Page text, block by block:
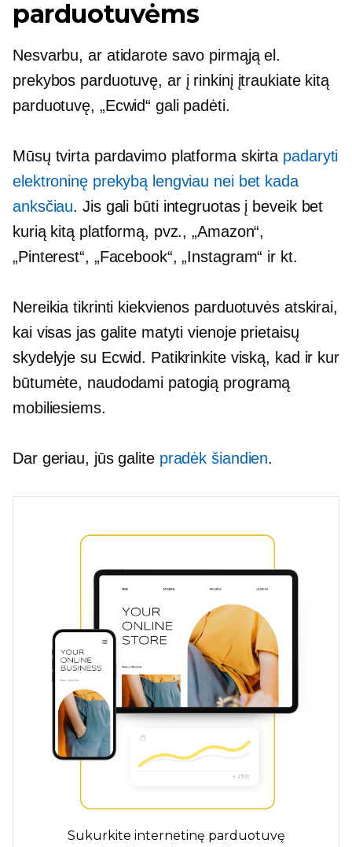
parduotuvėms
Nesvarbu, ar atidarote savo pirmąją el.
prekybos parduotuvę, ar į rinkinį įtraukiate kitą
parduotuvę, „Ecwid“ gali padėti.
Mūsų tvirta pardavimo platforma skirta padaryti
elektroninę prekybą lengviau nei bet kada
anksčiau. Jis gali būti integruotas į beveik bet
kurią kitą platformą, pvz., „Amazon“,
„Pinterest“, „Facebook“, „Instagram“ ir kt.
Nereikia tikrinti kiekvienos parduotuvės atskirai,
kai visas jas galite matyti vienoje prietaisų
skydelyje su Ecwid. Patikrinkite viską, kad ir kur
būtumėte, naudodami patogią programą
mobiliesiems.
Dar geriau, jūs galite pradėk šiandien.
Sukurkite internetinę parduotuvę